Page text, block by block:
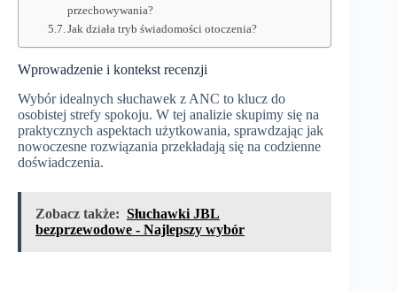
przechowywania?
Jak działa tryb świadomości otoczenia?
Wprowadzenie i kontekst recenzji
Wybór idealnych słuchawek z ANC to klucz do
osobistej strefy spokoju. W tej analizie skupimy się na
praktycznych aspektach użytkowania, sprawdzając jak
nowoczesne rozwiązania przekładają się na codzienne
doświadczenia.
Zobacz także: Słuchawki JBL
bezprzewodowe - Najlepszy wybór